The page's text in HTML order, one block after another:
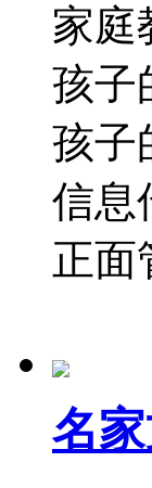
家庭
孩子
孩子
信息
正面
名